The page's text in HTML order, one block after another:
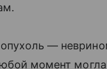
—
момент